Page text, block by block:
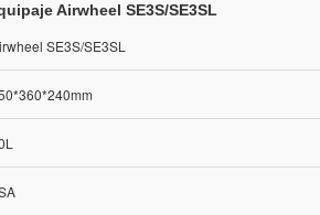
Airwheel SE3S/SE3SL
SE3S/SE3SL